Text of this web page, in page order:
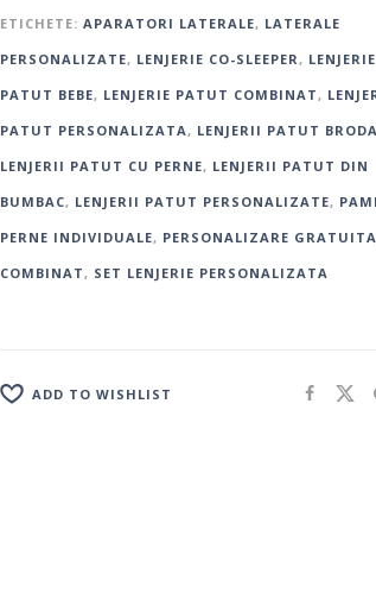
ETICHETE: APARATORI LATERALE, LATERALE
PERSONALIZATE, LENJERIE CO-SLEEPER , LENJERIE
PATUT BEBE, LENJERIE PATUT COMBINAT ,
PATUT PERSONALIZATA , LENJERII PATUT
LENJERII PATUT CU PERNE, LENJERII PATUT DIN
BUMBAC, LENJERII PATUT PERSONALIZATE,
PERNE INDIVIDUALE, PERSONALIZARE GRATUITA
COMBINAT , SET LENJERIE PERSONALIZATA
ADD TO WISHLIST